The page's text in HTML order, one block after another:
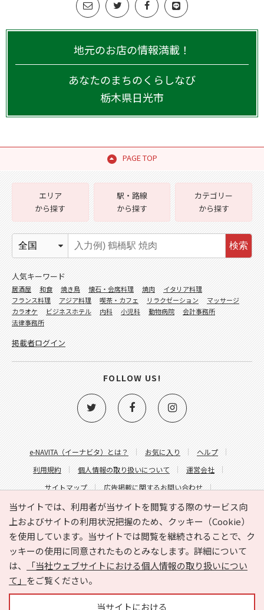
地元のお店の情報満載！
あなたのまちのくらしなび
栃木県日光市
PAGE TOP
当サイトでは、利用者が当サイトを閲覧する際のサービス向
上およびサイトの利用状況把握のため、クッキー（Cookie）
を使用しています。当サイトでは閲覧を継続されることで、ク
ッキーの使用に同意されたものとみなします。詳細について
は、
「当社ウェブサイトにおける個人情報の取り扱いについ
て」 をご覧ください。
当サイトにおける
e-NAVITA（イーナビタ）とは？ お気に入り
ヘルプ
利用規約
個人情報の取り扱いについて
運営会社
サイトマップ
広告掲載に関するお問い合わせ
サイトの内容に関するお問い合わせ
エリア
から探す
駅・路線
から探す
カテゴリー
から探す
検索
人気キーワード
居酒屋 和食 焼き鳥 懐石・会席料理 焼肉
イタリア料理
フランス料理
アジア料理 喫茶・カフェ リラクゼーション
マッサージ
カラオケ
ビジネスホテル 内科 小児科 動物病院
会計事務所
法律事務所
掲載者ログイン
FOLLOW US!
Copyright © HYOJITO.Co.,Ltd. All Rights Reserved.